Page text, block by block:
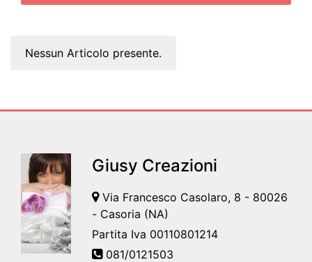
Nessun Articolo presente.
Giusy Creazioni
Via Francesco Casolaro, 8 - 80026
- Casoria (NA)
Partita Iva 00110801214
081/0121503